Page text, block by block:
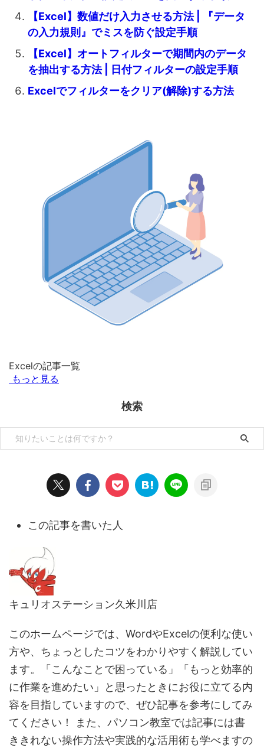
【Excel】数値だけ入力させる方法 | 『データ
の入力規則』でミスを防ぐ設定手順
【Excel】オートフィルターで期間内のデータ
を抽出する方法 | 日付フィルターの設定手順
Excelでフィルターをクリア(解除)する方法
Excelの記事一覧
もっと見る
検索
この記事を書いた人
キュリオステーション久米川店
このホームページでは、WordやExcelの便利な使い
方や、ちょっとしたコツをわかりやすく解説してい
ます。「こんなことで困っている」「もっと効率的
に作業を進めたい」と思ったときにお役に立てる内
容を目指していますので、ぜひ記事を参考にしてみ
てください！ また、パソコン教室では記事には書
ききれない操作方法や実践的な活用術も学べますの